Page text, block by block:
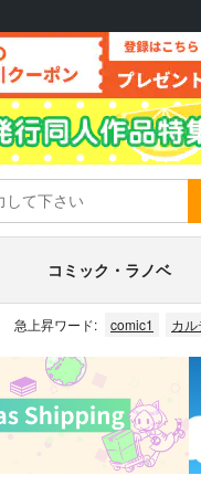
コミック・ラノベ
急上昇ワード: comic1 カ